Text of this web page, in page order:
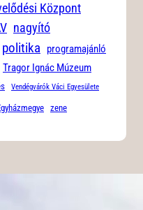
Központ
nagyító
politika programajánló
Tragor Ignác Múzeum
Vendégvárók Váci Egyesülete
zene